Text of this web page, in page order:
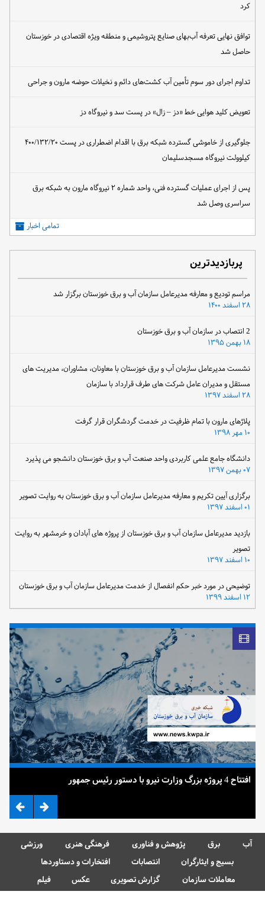
کرد
توافق نهایی تعرفه آب‌بهای صنایع پتروشیمی و منطقه ویژه اقتصادی در خوزستان
حاصل شد
تداوم اجرای دور سوم تأمین آب کشت‌های دائم و نخیلات حوضه مارون و جراحی
تعویض کلید هوایی خط «دز – زال» در پست سد و نیروگاه دز
جلوگیری از خاموشی گسترده شبکه برق با اقدام اضطراری در پست ۴۰۰/۱۳۲/۲۰
کیلوولت نیروگاه مسجدسلیمان
پس از اجرای عملیات گسترده فنی، واحد شماره ۲ نیروگاه مارون به شبکه برق
سراسری وصل شد
تمامی اخبار
پربازدیدترین
مراسم تودیع و معارفه مدیرعامل سازمان آب و برق خوزستان برگزار شد
۲۸ اسفند ۱۴۰۰
۱۸ بهمن ۱۳۹۵
نشست مدیرعامل سازمان آب و برق خوزستان با معاونان، مشاوران، مدیریت های
مستقل و مدیران عامل شرکت های طرف قرارداد با سازمان
۲۸ اسفند ۱۳۹۷
پلاژهای مارون با تمام ظرفیت در خدمت گردشگران قرار گرفت
دانشگاه جامع علمی کاربردی واحد صنعت آب و برق خوزستان دانشجو می پذیرد
۰۷ بهمن ۱۳۹۷
برگزاری آیین تکریم و معارفه مدیرعامل سازمان آب و برق خوزستان به روایت تصویر
بازدید مدیرعامل سازمان آب و برق خوزستان از پروژه های آبادان و خرمشهر به روایت
تصویر
توضیحی در مورد خبر حکم انفصال از خدمت مدیرعامل سازمان آب و برق خوزستان
۱۲ اسفند ۱۳۹۹
افتتاح 4 پروژه بزرگ وزارت نیرو با دستور رئیس جمهور
آب برق پژوهش و فناوری فرهنگی هنری
ورزشی
بسیج و ایثارگران
انتصابات
افتخارات و دستاوردها
معاملات سازمان
گزارش تصویری عکس فیلم